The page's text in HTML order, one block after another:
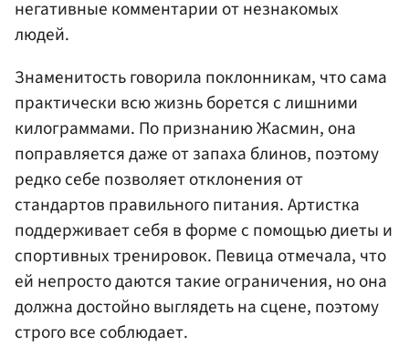
негативные комментарии от незнакомых
людей.
Знаменитость говорила поклонникам, что сама
практически всю жизнь борется с лишними
килограммами. По признанию Жасмин, она
поправляется даже от запаха блинов, поэтому
редко себе позволяет отклонения от
стандартов правильного питания. Артистка
поддерживает себя в форме с помощью диеты и
спортивных тренировок. Певица отмечала, что
ей непросто даются такие ограничения, но она
должна достойно выглядеть на сцене, поэтому
строго все соблюдает.